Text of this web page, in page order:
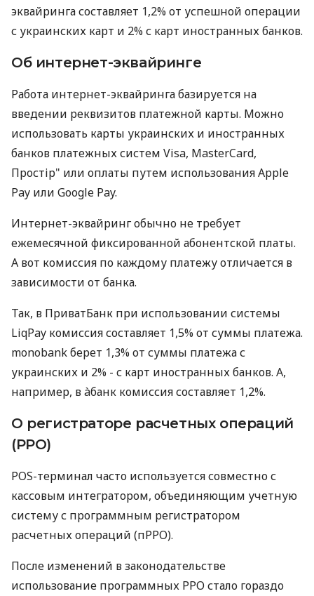
эквайринга составляет 1,2% от успешной операции
с украинских карт и 2% с карт иностранных банков.
Об интернет-эквайринге
Работа интернет-эквайринга базируется на
введении реквизитов платежной карты. Можно
использовать карты украинских и иностранных
банков платежных систем Visa, MasterCard,
Простір" или оплаты путем использования Apple
Pay или Google Pay.
Интернет-эквайринг обычно не требует
ежемесячной фиксированной абонентской платы.
А вот комиссия по каждому платежу отличается в
зависимости от банка.
Так, в ПриватБанк при использовании системы
LiqPay комиссия составляет 1,5% от суммы платежа.
monobank берет 1,3% от суммы платежа с
украинских и 2% - с карт иностранных банков. А,
например, в àбанк комиссия составляет 1,2%.
О регистраторе расчетных операций
(РРО)
POS-терминал часто используется совместно с
кассовым интегратором, объединяющим учетную
систему с программным регистратором
расчетных операций (пРРО).
После изменений в законодательстве
использование программных РРО стало гораздо